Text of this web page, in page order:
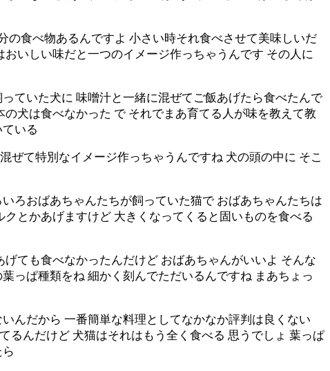
食べ物あるんですよ 小さい時それ食べさせて美味しいだ
いしい味だと一つのイメージ作っちゃうんです その人に
ていた犬に 味噌汁と一緒に混ぜてご飯あげたら食べたんで
犬は食べなかった で それでまあ育てる人が味を教えて教
いる
ぜて特別なイメージ作っちゃうんですね 犬の頭の中に そこ
ろおばあちゃんたちが飼っていた猫で おばあちゃんたちは
とかあげますけど 大きくなってくると固いものを食べる
ても食べなかったんだけど おばあちゃんがいいよ そんな
っぱ種類をね 細かく刻んでただいるんですね まあちょっ
んだから 一番簡単な料理としてなかなか評判は良くない
るんだけど 犬猫はそれはもう全く食べる 思うでしょ 葉っぱ